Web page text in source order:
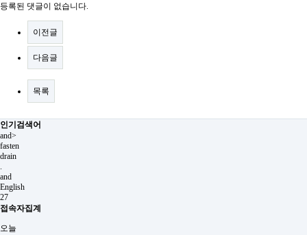
등록된 댓글이 없습니다.
이전글
다음글
목록
인기검색어
and>
fasten
drain
and
English
27
접속자집계
오늘